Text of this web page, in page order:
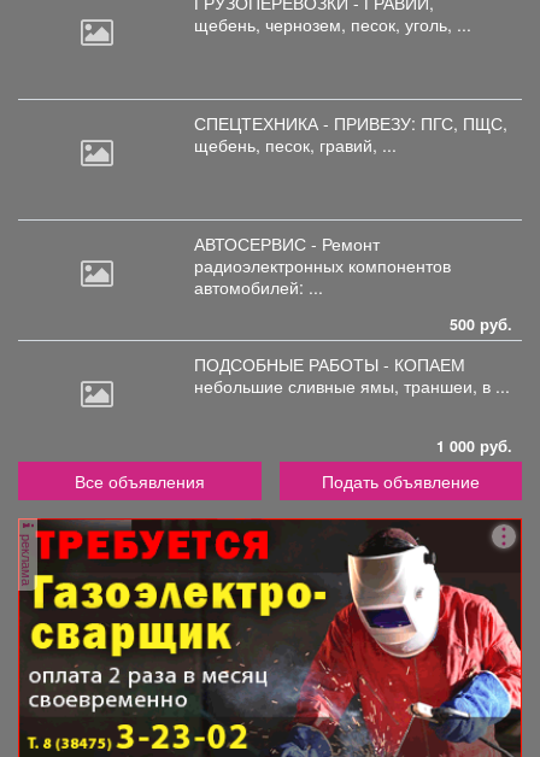
щебень, чернозем, песок, уголь, ...
СПЕЦТЕХНИКА - ПРИВЕЗУ: ПГС, ПЩС,
щебень, песок, гравий, ...
АВТОСЕРВИС - Ремонт
радиоэлектронных компонентов
автомобилей: ...
500 руб.
ПОДСОБНЫЕ РАБОТЫ - КОПАЕМ
небольшие сливные ямы, траншеи, в ...
1 000 руб.
Все объявления Подать объявление
реклама